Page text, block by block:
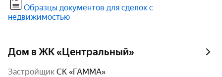
Образцы документов для сделок с
недвижимостью
Дом в ЖК «Центральный»
Застройщик СК «ГАММА»